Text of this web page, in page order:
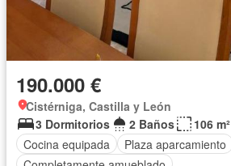
190.000 €
Cistérniga, Castilla y León
3 Dormitorios
2 Baños
106 m²
Cocina equipada
Plaza aparcamiento